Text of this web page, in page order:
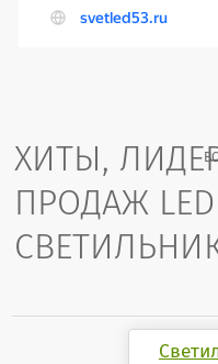
ХИТЫ,
ПРОДАЖ LED